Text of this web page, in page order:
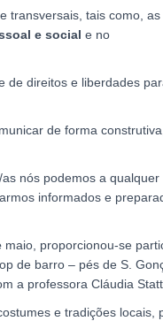
transversais, tais como, as
e social e no
de direitos e liberdades
de forma
nós podemos a qualquer
informados e
maio, proporcionou-se
de barro – pés de S.
a professora Cláudia
e tradições locais,